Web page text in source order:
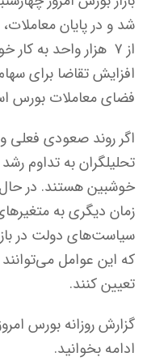
شد و در پایان
از ۷ هزار واحد به
افزایش تقاضا برای
فضای معاملات بورس
اگر روند صعودی فعلی
تحلیلگران به تداوم
خوشبین هستند. در
زمان دیگری به
سیاست‌های دولت در
که این عوامل
تعیین کنند.
گزارش روزانه بورس
ادامه بخوانید.